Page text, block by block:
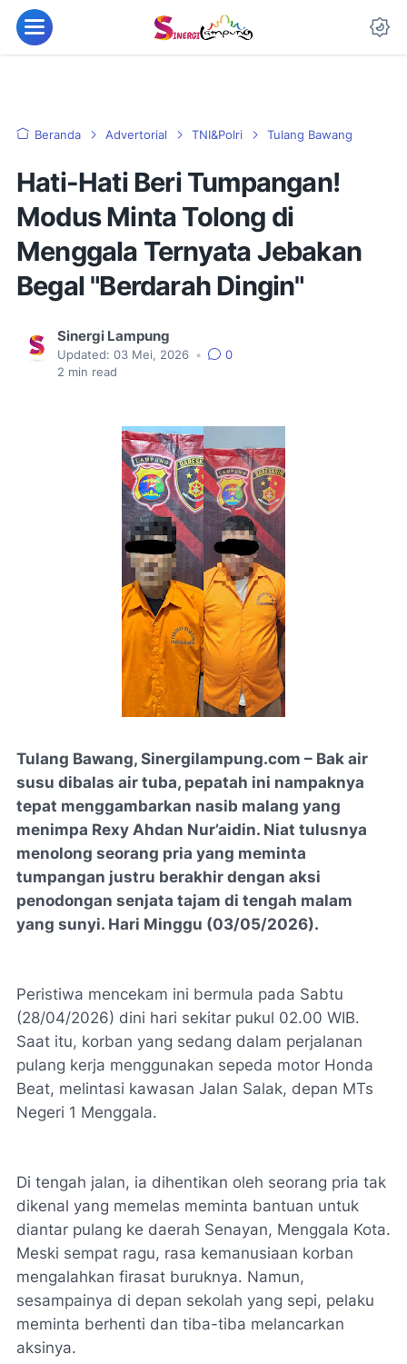
Beranda Advertorial TNI&Polri Tulang Bawang
Hati-Hati Beri Tumpangan!
Modus Minta Tolong di
Menggala Ternyata Jebakan
Begal "Berdarah Dingin"
Sinergi Lampung
Updated: 03 Mei, 2026 •
0
2 min read
Tulang Bawang, Sinergilampung.com – Bak air
susu dibalas air tuba, pepatah ini nampaknya
tepat menggambarkan nasib malang yang
menimpa Rexy Ahdan Nur’aidin. Niat tulusnya
menolong seorang pria yang meminta
tumpangan justru berakhir dengan aksi
penodongan senjata tajam di tengah malam
yang sunyi. Hari Minggu (03/05/2026).
Peristiwa mencekam ini bermula pada Sabtu
(28/04/2026) dini hari sekitar pukul 02.00 WIB.
Saat itu, korban yang sedang dalam perjalanan
pulang kerja menggunakan sepeda motor Honda
Beat, melintasi kawasan Jalan Salak, depan MTs
Negeri 1 Menggala.
Di tengah jalan, ia dihentikan oleh seorang pria tak
dikenal yang memelas meminta bantuan untuk
diantar pulang ke daerah Senayan, Menggala Kota.
Meski sempat ragu, rasa kemanusiaan korban
mengalahkan firasat buruknya. Namun,
sesampainya di depan sekolah yang sepi, pelaku
meminta berhenti dan tiba-tiba melancarkan
aksinya.